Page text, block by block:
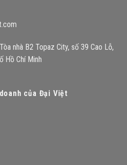
nhà B2 Topaz City, số 39 Cao Lỗ,
Hồ Chí Minh
của Đại Việt